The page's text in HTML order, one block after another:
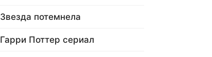
Звезда потемнела
Гарри Поттер сериал